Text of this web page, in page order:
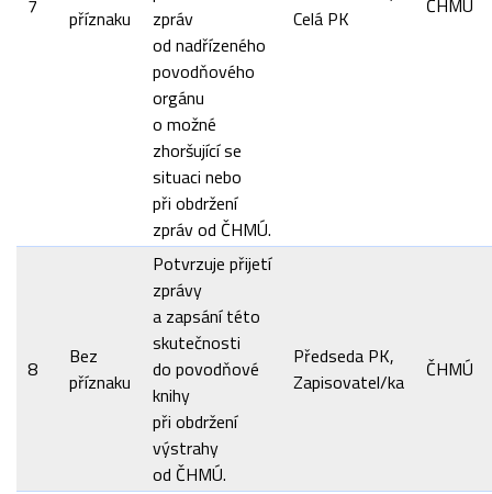
7
příznaku
zpráv
od nadřízeného
povodňového
orgánu
o možné
zhoršující se
situaci nebo
při obdržení
zpráv od ČHMÚ.
Celá PK
ČHMÚ
8
Bez
příznaku
Potvrzuje přijetí
zprávy
a zapsání této
skutečnosti
do povodňové
knihy
při obdržení
výstrahy
od ČHMÚ.
Předseda PK,
Zapisovatel/ka
ČHMÚ